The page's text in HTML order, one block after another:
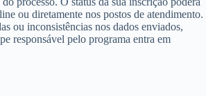
ou diretamente nos postos de atendimento.
ou inconsistências nos dados enviados,
responsável pelo programa entra em